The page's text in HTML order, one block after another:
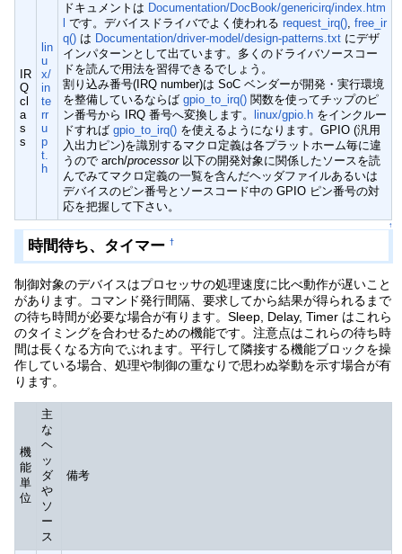
IR
Q
cl
a
s
s
lin
u
x/
in
te
rr
u
p
t.
h
ドキュメントは Documentation/DocBook/genericirq/index.htm
です。デバイスドライバでよく使われるrequest_irq(),free_ir
q() は Documentation/driver-model/design-patterns.txt にデザ
インパターンとして出ています。多くのドライバソースコー
ドを読んで用法を習得できるでしょう。
割り込み番号(IRQ number)は SoC ベンダーが開発・実行環境
を整備しているならばgpio_to_irq() 関数を使ってチップのピ
ン番号から IRQ 番号へ変換します。
linux/gpio.h をインクルー
ドすればgpio_to_irq() を使えるようになります。GPIO (汎用
入出力ピン)を識別するマクロ定義は各プラットホーム毎に違
うので arch/processor以下の開発対象に関係したソースを読
んでみてマクロ定義の一覧を含んだヘッダファイルあるいは
デバイスのピン番号とソースコード中の GPIO ピン番号の対
応を把握して下さい。
↑
時間待ち、タイマー †
制御対象のデバイスはプロセッサの処理速度に比べ動作が遅いこと
があります。コマンド発行間隔、要求してから結果が得られるまで
の待ち時間が必要な場合が有ります。Sleep, Delay, Timer はこれら
のタイミングを合わせるための機能です。注意点はこれらの待ち時
間は長くなる方向でぶれます。平行して隣接する機能ブロックを操
作している場合、処理や制御の重なりで思わぬ挙動を示す場合が有
ります。
機
能
単
位
主
な
ヘ
ッ
ダ
や
ソ
ー
ス
備考